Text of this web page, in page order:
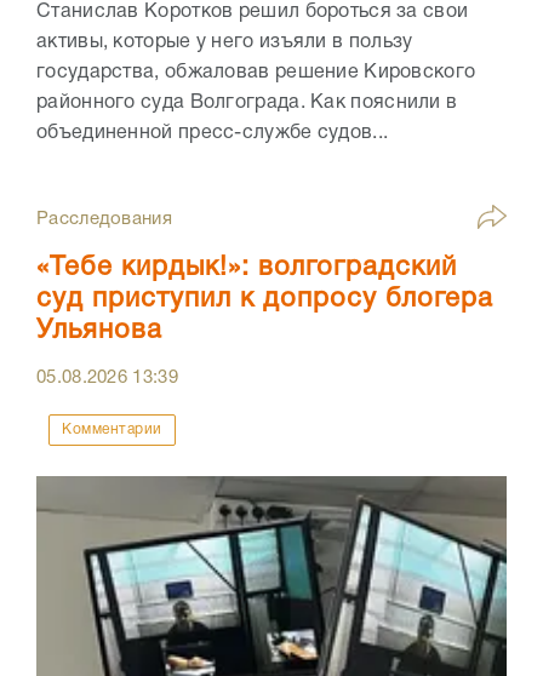
Станислав Коротков решил бороться за свои
активы, которые у него изъяли в пользу
государства, обжаловав решение Кировского
районного суда Волгограда. Как пояснили в
объединенной пресс-службе судов...
Расследования
«Тебе кирдык!»: волгоградский
суд приступил к допросу блогера
Ульянова
05.08.2026 13:39
Комментарии